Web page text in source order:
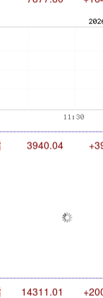
7877.80